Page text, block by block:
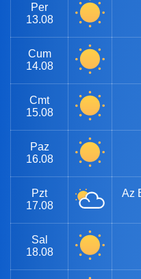
Per
13.08
Cum
14.08
Cmt
15.08
Paz
16.08
Pzt
17.08
Az
Sal
18.08